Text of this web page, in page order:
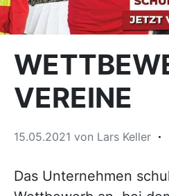
VEREINE
15.05.2021 von Lars Keller
Das Unternehmen